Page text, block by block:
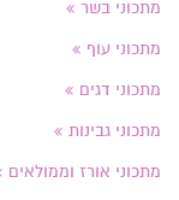
מתכוני בשר
מתכוני עוף
מתכוני דגים
מתכוני גבינות
מתכוני אורז וממולאים